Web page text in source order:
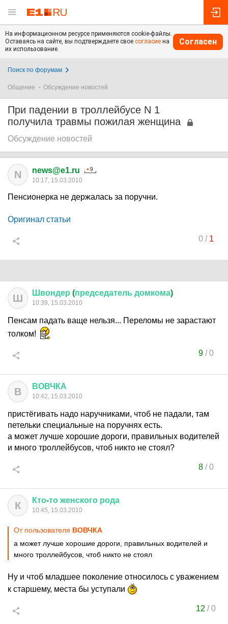
На информационном ресурсе применяются cookie-файлы.
Оставаясь на сайте, вы подтверждаете свое согласие на
их использование.
Согласен
Поиск по форумам
Общение Обсуждение новостей
При падении в троллейбусе N 1
получила травмы пожилая женщина
Обсуждение новостей
N news@e1.ru
10:17, 15.03.2010
Пенсионерка не держалась за поручни.
Оригинал статьи
0/ 1
Ш Швондер (председатель домкома)
10:39, 15.03.2010
Пенсам падать ваще нельзя... Переломы не зарастают
толком!
9/0
В ВОВЧКА
10:42, 15.03.2010
пристёгивать надо наручниками, чтоб не падали, там
петельки специальные на поручнях есть.
а может лучше хорошие дороги, правильных водителей
и много троллейбусов, чтоб никто не стоял?
8/0
К Кто-то женского рода
10:45, 15.03.2010
От пользователя ВОВЧКА
а может лучше хорошие дороги, правильных водителей и
много троллейбусов, чтоб никто не стоял
Ну и чтоб младшее поколение относилось с уважением
к старшему, места бы уступали
12 /0